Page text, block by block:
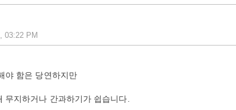
03:22 PM
야 함은 당연하지만
지하거나 간과하기가 쉽습니다.